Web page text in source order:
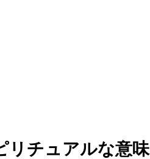
リチュアルな意味